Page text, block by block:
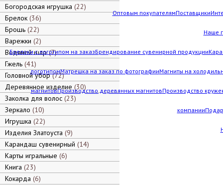
Оптовым покупателямПоставщики
Наше
Брелоки с логотипом на заказБрендирование сувенирной продукции
логотипомМатрешка на заказ по фотографииМагниты на
магнитовПроизводство деревянных магнитовПроизводство
компании
Богородская игрушка 22
Брелок 36
Брошь 22
Варежки 2
Водяной шар 7
Гжель 41
Головной убор 72
Деревянное изделие 30
Заколка для волос 23
Зеркало 10
Игрушка 22
Изделия Златоуста 9
Карандаш сувенирный 14
Карты игральные 6
Книга 23
Кокарда 6